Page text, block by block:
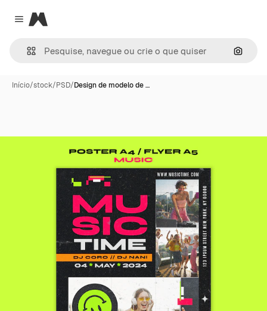
Close menu
Magnific
Início/stock/PSD/Design de modelo de …